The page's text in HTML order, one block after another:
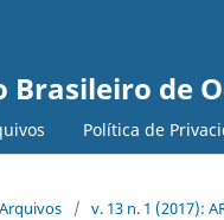
Brasileiro de
Política de
Arquivos / v. 13 n. 1 (2017):